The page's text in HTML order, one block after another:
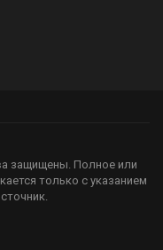
защищены. Полное или
только с указанием